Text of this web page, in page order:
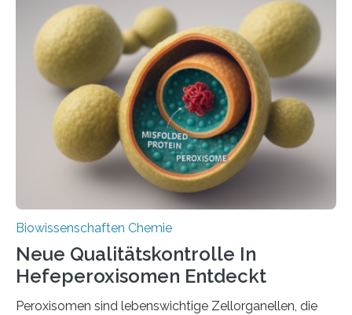
Biowissenschaften Chemie
Neue Qualitätskontrolle In
Hefeperoxisomen Entdeckt
Peroxisomen sind lebenswichtige Zellorganellen, die